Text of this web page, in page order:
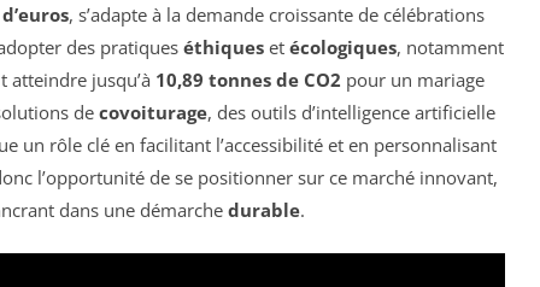
, s’adapte à la demande croissante de célébrations
des pratiques éthiques et écologiques, notamment
jusqu’à 10,89 tonnes de CO2 pour un mariage
de covoiturage, des outils d’intelligence artificielle
un rôle clé en facilitant l’accessibilité et en personnalisant
l’opportunité de se positionner sur ce marché innovant,
dans une démarche durable.